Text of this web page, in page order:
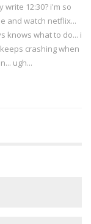
write 12:30? i'm so
and watch netflix...
knows what to do... i
crashing when
ugh...